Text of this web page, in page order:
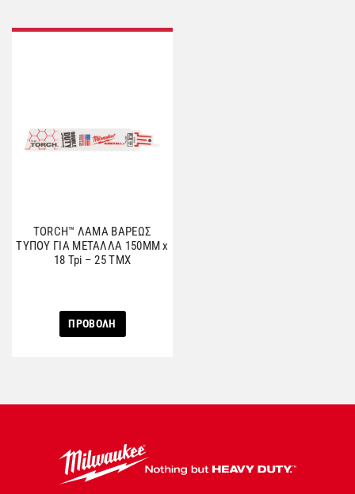
TORCH™ ΛΑΜΑ ΒΑΡΕΩΣ
ΤΥΠΟΥ ΓΙΑ ΜΕΤΑΛΛΑ 150MM x
18 Tpi – 25 ΤΜΧ
ΠΡΟΒΟΛΗ